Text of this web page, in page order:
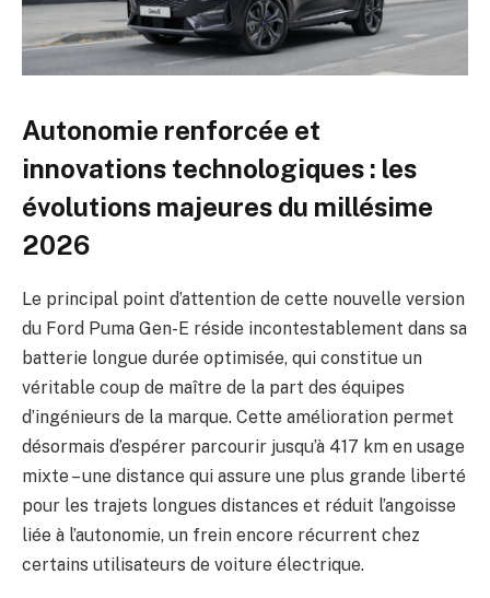
Autonomie renforcée et
innovations technologiques : les
évolutions majeures du millésime
2026
Le principal point d’attention de cette nouvelle version
du Ford Puma Gen-E réside incontestablement dans sa
batterie longue durée optimisée, qui constitue un
véritable coup de maître de la part des équipes
d’ingénieurs de la marque. Cette amélioration permet
désormais d’espérer parcourir jusqu’à 417 km en usage
mixte – une distance qui assure une plus grande liberté
pour les trajets longues distances et réduit l’angoisse
liée à l’autonomie, un frein encore récurrent chez
certains utilisateurs de voiture électrique.